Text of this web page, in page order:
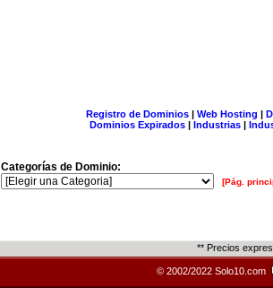
Registro de Dominios| Web Hosting |
Dominios Expirados | Industrias |
Categorías de Dominio:
[Pág.
** Precios
© 2002/2022 Solo10.com